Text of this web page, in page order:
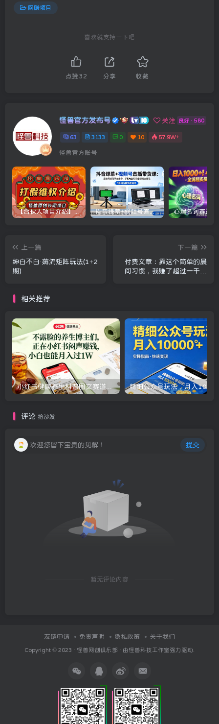
网赚项目
喜欢就支持一下吧
点赞 32 分享 收藏
怪兽官方发布号 关注 良好 · 580
63 3133 0 10 57.9W+
怪兽官方账号
【合伙人项目介绍】打假维权项目介绍 抖音绿幕+视频号直播带货课：居家照着稿子念起号，手机电脑双场景搭建全流程
上一篇
绅白不白·薅流矩阵玩法(1+2
期)
下一篇
付费文章：靠这个简单的晨
间习惯，我赚了超过一千万
相关推荐
评论 抢沙发
欢迎您留下宝贵的见解！ 提交
暂无评论内容
友链申请 免责声明 隐私政策 关于我们
Copyright © 2023 · 怪兽网创俱乐部 · 由怪兽科技工作室强力驱动.